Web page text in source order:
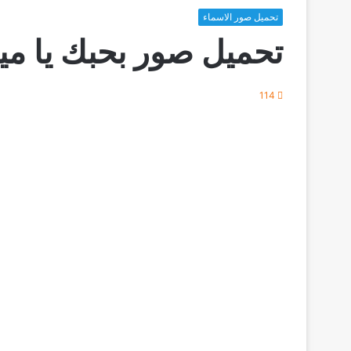
تحميل صور الاسماء
تحميل صور بحبك يا
114